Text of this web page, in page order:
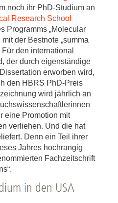
noch ihr PhD-Studium an
Research School
Programms „Molecular
der Bestnote „summa
den international
der durch eigenständige
erworben wird,
den HBRS PhD-Preis
wird jährlich an
eine Promotion mit
verliehen. Und die hat
Denn ein Teil ihrer
Jahres hochrangig
Fachzeitschrift
in den USA